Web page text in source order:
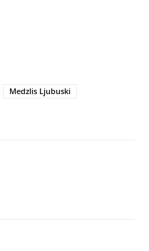
Medzlis Ljubuski